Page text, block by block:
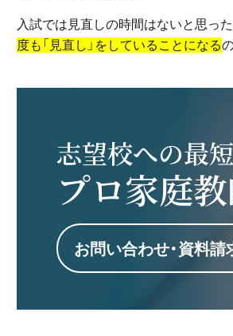
入試では見直しの時間はないと思っ
度も「見直し」をしていることになる
志望校への最
プロ家庭
お問い合わせ・資料請